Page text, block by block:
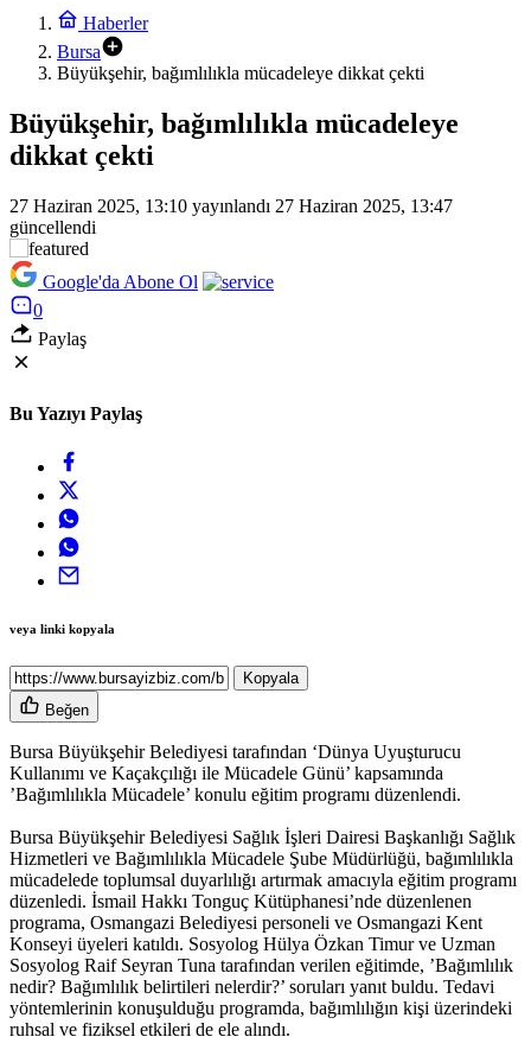
Haberler
Bursa
Büyükşehir, bağımlılıkla mücadeleye dikkat çekti
Büyükşehir, bağımlılıkla mücadeleye
dikkat çekti
27 Haziran 2025, 13:10 yayınlandı 27 Haziran 2025, 13:47
güncellendi
Google'da Abone Ol
0
Paylaş
Bu Yazıyı Paylaş
veya linki kopyala
Kopyala
Beğen
Bursa Büyükşehir Belediyesi tarafından ‘Dünya Uyuşturucu
Kullanımı ve Kaçakçılığı ile Mücadele Günü’ kapsamında
’Bağımlılıkla Mücadele’ konulu eğitim programı düzenlendi.
Bursa Büyükşehir Belediyesi Sağlık İşleri Dairesi Başkanlığı Sağlık
Hizmetleri ve Bağımlılıkla Mücadele Şube Müdürlüğü, bağımlılıkla
mücadelede toplumsal duyarlılığı artırmak amacıyla eğitim programı
düzenledi. İsmail Hakkı Tonguç Kütüphanesi’nde düzenlenen
programa, Osmangazi Belediyesi personeli ve Osmangazi Kent
Konseyi üyeleri katıldı. Sosyolog Hülya Özkan Timur ve Uzman
Sosyolog Raif Seyran Tuna tarafından verilen eğitimde, ’Bağımlılık
nedir? Bağımlılık belirtileri nelerdir?’ soruları yanıt buldu. Tedavi
yöntemlerinin konuşulduğu programda, bağımlılığın kişi üzerindeki
ruhsal ve fiziksel etkileri de ele alındı.